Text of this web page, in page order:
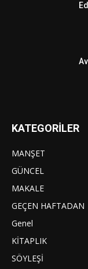
KATEGORİLER
MANŞET
GÜNCEL
MAKALE
GEÇEN HAFTADAN
Genel
KİTAPLIK
SÖYLEŞİ